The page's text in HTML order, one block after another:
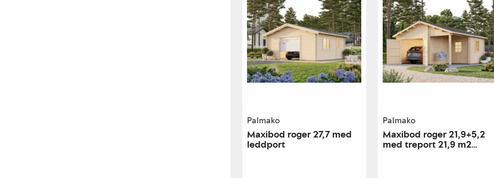
Palmako
Maxibod roger 27,7 med
leddport
Palmako
Maxibod roger 21,9+5,2
med treport 21,9 m2